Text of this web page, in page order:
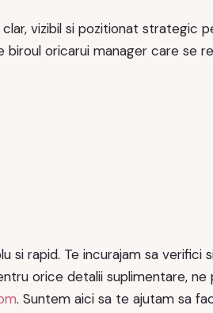
vizibil si pozitionat strategic
biroul oricarui manager care se
si rapid. Te incurajam sa verifici
orice detalii suplimentare, ne
. Suntem aici sa te ajutam sa